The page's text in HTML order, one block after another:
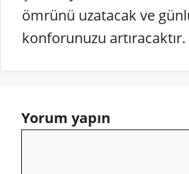
ömrünü uzatacak ve
konforunuzu artıracaktır.
Yorum yapın